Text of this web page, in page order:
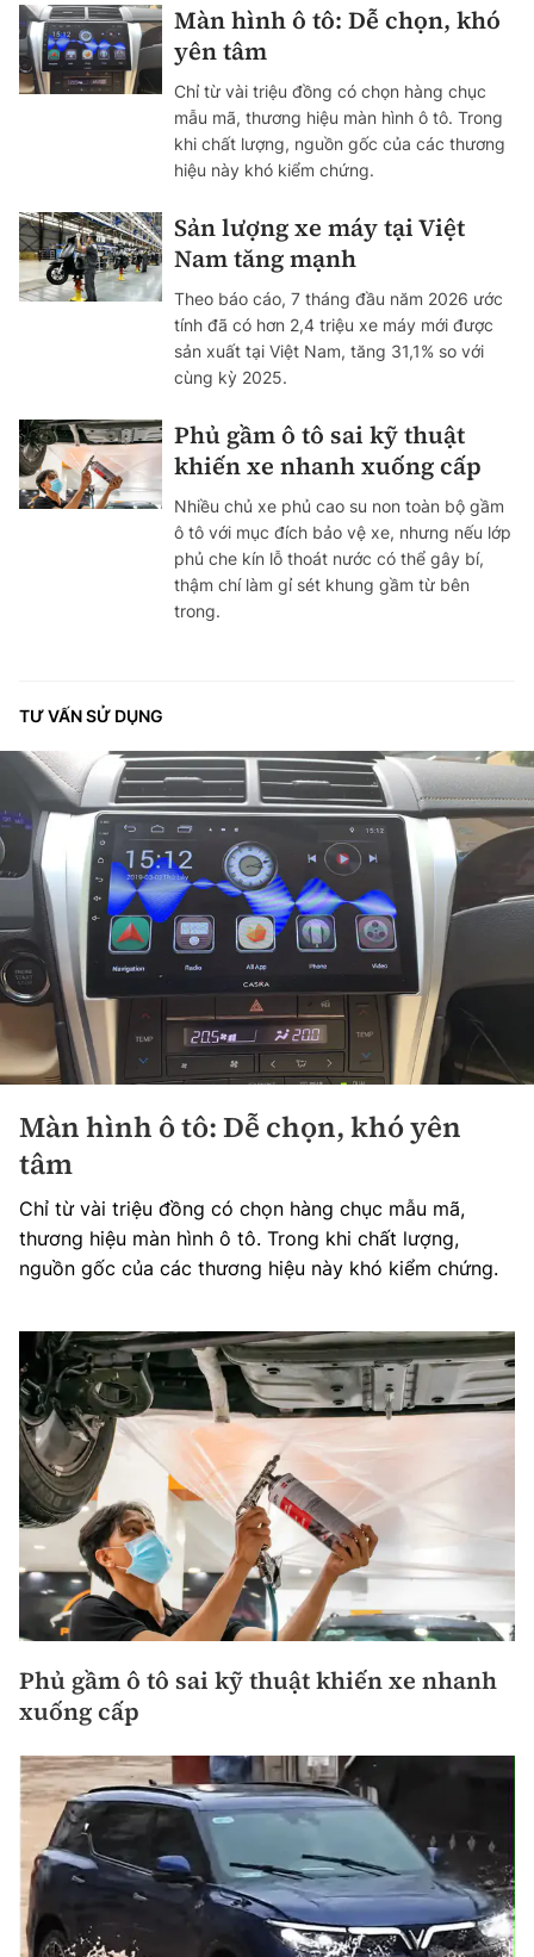
Màn hình ô tô: Dễ chọn, khó
yên tâm
Chỉ từ vài triệu đồng có chọn hàng chục
mẫu mã, thương hiệu màn hình ô tô. Trong
khi chất lượng, nguồn gốc của các thương
hiệu này khó kiểm chứng.
Sản lượng xe máy tại Việt
Nam tăng mạnh
Theo báo cáo, 7 tháng đầu năm 2026 ước
tính đã có hơn 2,4 triệu xe máy mới được
sản xuất tại Việt Nam, tăng 31,1% so với
cùng kỳ 2025.
Phủ gầm ô tô sai kỹ thuật
khiến xe nhanh xuống cấp
Nhiều chủ xe phủ cao su non toàn bộ gầm
ô tô với mục đích bảo vệ xe, nhưng nếu lớp
phủ che kín lỗ thoát nước có thể gây bí,
thậm chí làm gỉ sét khung gầm từ bên
trong.
TƯ VẤN SỬ DỤNG
Màn hình ô tô: Dễ chọn, khó yên
tâm
Chỉ từ vài triệu đồng có chọn hàng chục mẫu mã,
thương hiệu màn hình ô tô. Trong khi chất lượng,
nguồn gốc của các thương hiệu này khó kiểm chứng.
Phủ gầm ô tô sai kỹ thuật khiến xe nhanh
xuống cấp